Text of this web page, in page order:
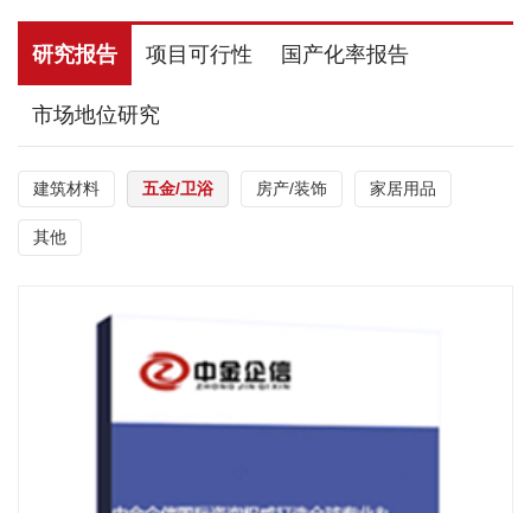
研究报告 项目可行性 国产化率报告
市场地位研究
建筑材料 五金/卫浴 房产/装饰 家居用品
其他